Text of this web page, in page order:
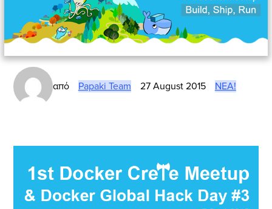
από Papaki Team 27 August 2015 ΝΈΑ!